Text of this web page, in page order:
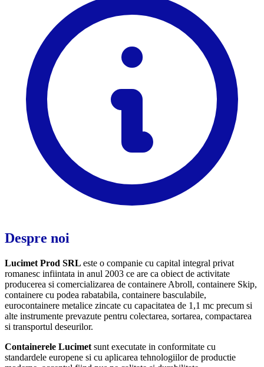
Despre noi
Lucimet Prod SRL este o companie cu capital integral privat
romanesc infiintata in anul 2003 ce are ca obiect de activitate
producerea si comercializarea de containere Abroll, containere Skip,
containere cu podea rabatabila, containere basculabile,
eurocontainere metalice zincate cu capacitatea de 1,1 mc precum si
alte instrumente prevazute pentru colectarea, sortarea, compactarea
si transportul deseurilor.
Containerele Lucimet sunt executate in conformitate cu
standardele europene si cu aplicarea tehnologiilor de productie